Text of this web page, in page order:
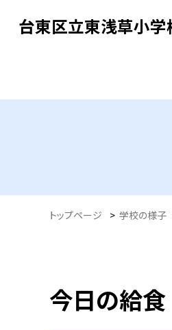
台東区立東浅草小学
トップページ > 学校の様子
今日の給